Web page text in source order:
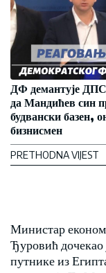
ДФ демантује
да Мандићев син
будвански базен,
бизнисмен
PRETHODNA VIJEST
Министар
Ђуровић
путнике из